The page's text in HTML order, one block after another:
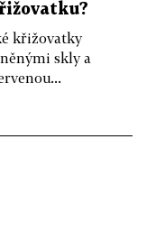
křižovatky
skly a